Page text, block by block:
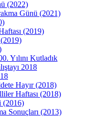
(2022)
Günü (2021)
(2019)
Yılını Kutladık
2018
Hayır (2018)
Haftası (2018)
(2016)
Sonuçları (2013)